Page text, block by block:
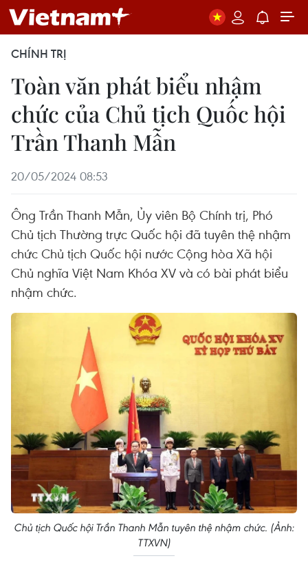
CHÍNH TRỊ
Toàn văn phát biểu nhậm
chức của Chủ tịch Quốc hội
Trần Thanh Mẫn
20/05/2024 08:53
Ông Trần Thanh Mẫn, Ủy viên Bộ Chính trị, Phó
Chủ tịch Thường trực Quốc hội đã tuyên thệ nhậm
chức Chủ tịch Quốc hội nước Cộng hòa Xã hội
Chủ nghĩa Việt Nam Khóa XV và có bài phát biểu
nhậm chức.
Chủ tịch Quốc hội Trần Thanh Mẫn tuyên thệ nhậm chức. (Ảnh:
TTXVN)